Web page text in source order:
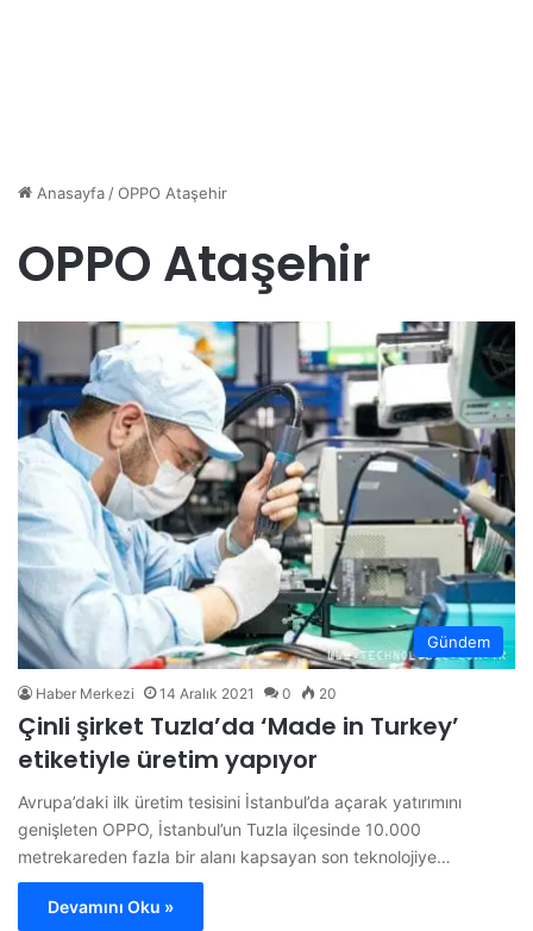
Anasayfa/OPPO Ataşehir
OPPO Ataşehir
Gündem
Haber Merkezi 14 Aralık 2021 0 20
Çinli şirket Tuzla’da ‘Made in Turkey’
etiketiyle üretim yapıyor
Avrupa’daki ilk üretim tesisini İstanbul’da açarak yatırımını
genişleten OPPO, İstanbul’un Tuzla ilçesinde 10.000
metrekareden fazla bir alanı kapsayan son teknolojiye…
Devamını Oku »